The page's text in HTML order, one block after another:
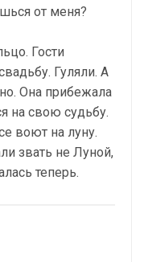
от меня?
Гости
Гуляли. А
Она прибежала
на свою судьбу.
воют на луну.
звать не Луной,
теперь.